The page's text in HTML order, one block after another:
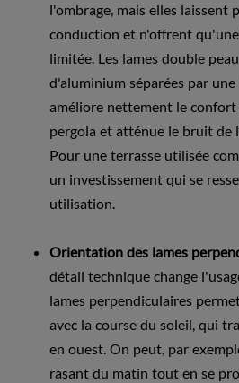
l'ombrage, mais elles laissent
conduction et n'offrent
limitée. Les lames double
d'aluminium séparées par une
améliore nettement le
pergola et atténue le bruit de
Pour une terrasse utilisée
un investissement qui se
utilisation.
Orientation des lames
détail technique change
lames perpendiculaires
avec la course du soleil, qui
en ouest. On peut, par
rasant du matin tout en se